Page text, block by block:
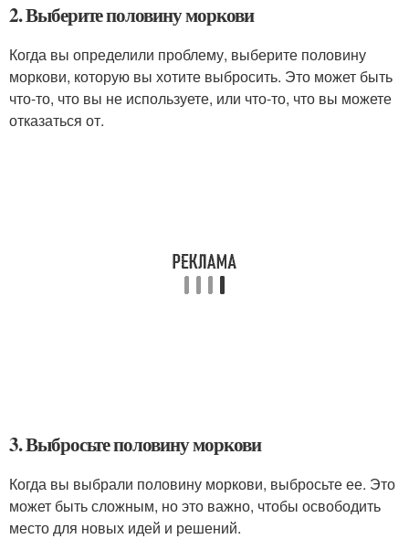
2. Выберите половину моркови
Когда вы определили проблему, выберите половину
моркови, которую вы хотите выбросить. Это может быть
что-то, что вы не используете, или что-то, что вы можете
отказаться от.
3. Выбросьте половину моркови
Когда вы выбрали половину моркови, выбросьте ее. Это
может быть сложным, но это важно, чтобы освободить
место для новых идей и решений.